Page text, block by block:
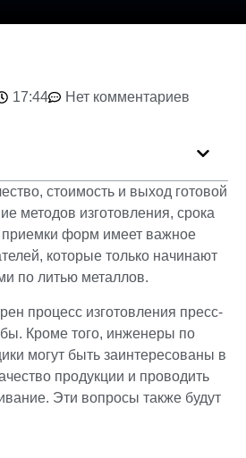
17:44 Нет комментариев
стоимость и выход готовой
методов изготовления, срока
форм имеет важное
которые только начинают
по литью металлов.
процесс изготовления пресс-
Кроме того, инженеры по
могут быть заинтересованы в
продукции и проводить
Эти вопросы также будут